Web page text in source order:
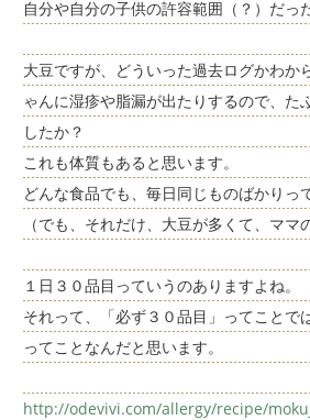
自分や自分の子供の許容範囲（？）だ
大豆ですが、どういった過去ログかわ
ゃんに湿疹や脂漏が出たりするので、
したか？
これも体質もあると思います。
どんな食品でも、毎日同じものばかりっ
（でも、それだけ、大豆が多くて、マ
１日３０品目っていうのありますよね。
それって、「必ず３０品目」ってことで
ってことなんだと思います。
http://odevivi.com/allergy/recipe/